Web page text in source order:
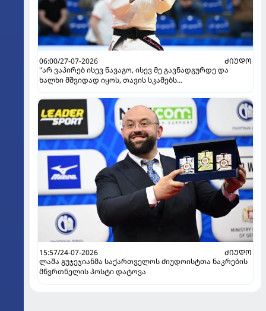
06:00/27-07-2026
ᲫᲘᲣᲓᲝ
"არ ვაპირებ ისევ წავაგო, ისევ მე გავნადგურდე და
ხალხი მშვიდად იყოს, თავის სკამებს
15:57/24-07-2026
ᲫᲘᲣᲓᲝ
ლაშა გუჯეჯიანმა საქართველოს ძიუდოისტთა ნაკრების
მწვრთნელის პოსტი დატოვა